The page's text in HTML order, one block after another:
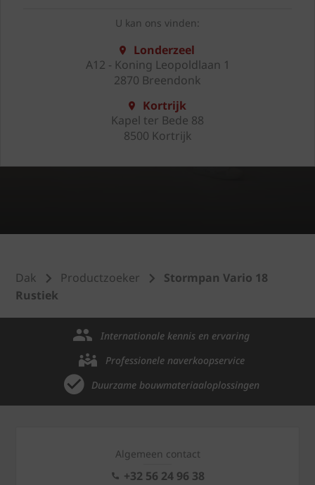
U kan ons vinden:
Londerzeel
A12 - Koning Leopoldlaan 1
2870 Breendonk
Kortrijk
Kapel ter Bede 88
8500 Kortrijk
Dak Productzoeker
Stormpan Vario 18
Rustiek
Internationale kennis en ervaring
Professionele naverkoopservice
Duurzame bouwmateriaaloplossingen
Algemeen contact
+32 56 24 96 38